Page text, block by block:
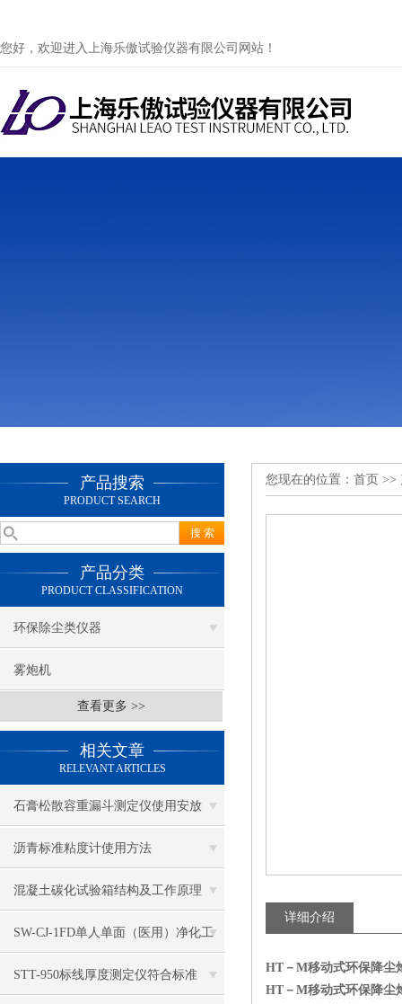
您好，欢迎进入上海乐傲试验仪器有限公司网站！
产品搜索
PRODUCT SEARCH
产品分类
PRODUCT CLASSIFICATION
环保除尘类仪器
雾炮机
查看更多 >>
相关文章
RELEVANT ARTICLES
石膏松散容重漏斗测定仪使用安放
沥青标准粘度计使用方法
混凝土碳化试验箱结构及工作原理
SW-CJ-1FD单人单面（医用）净化工
作台（垂直送风）
STT-950标线厚度测定仪符合标准
您现在的位置： 首页 >>
详细介绍
HT－M移动式环保降尘
HT－M移动式环保降尘